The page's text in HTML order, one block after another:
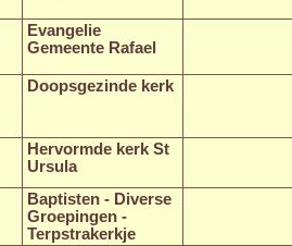
Evangelie
Gemeente Rafael
Doopsgezinde kerk
Hervormde kerk St
Ursula
Baptisten - Diverse
Groepingen -
Terpstrakerkje